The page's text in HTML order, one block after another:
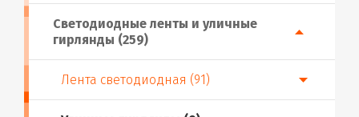
Светодиодные ленты и уличные
гирлянды (259)
Лента светодиодная (91)